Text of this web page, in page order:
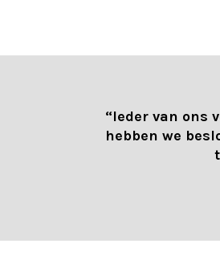
“Ieder van ons
hebben we